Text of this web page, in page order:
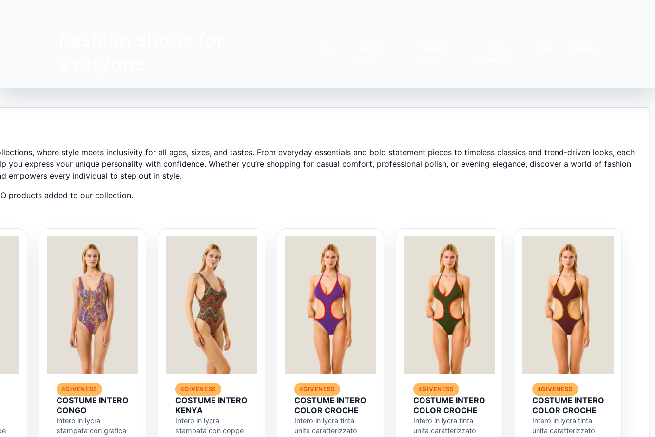
where style meets inclusivity for all ages, sizes, and tastes. From everyday essentials and bold statement pieces to timeless classics and trend-driven looks, each
you express your unique personality with confidence. Whether you’re shopping for casual comfort, professional polish, or evening elegance, discover a world of fashion
empowers every individual to step out in style.
products added to our collection.
4GIVENESS
COSTUME INTERO
CONGO
Intero in lycra
stampata con grafica
4GIVENESS
COSTUME INTERO
KENYA
Intero in lycra
stampata con coppe
4GIVENESS
COSTUME INTERO
COLOR CROCHE
Intero in lycra tinta
unita caratterizzato
4GIVENESS
COSTUME INTERO
COLOR CROCHE
Intero in lycra tinta
unita caratterizzato
4GIVENESS
COSTUME INTERO
COLOR CROCHE
Intero in lycra tinta
unita caratterizzato